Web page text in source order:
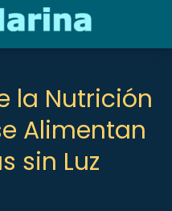
la Nutrición
Alimentan
sin Luz